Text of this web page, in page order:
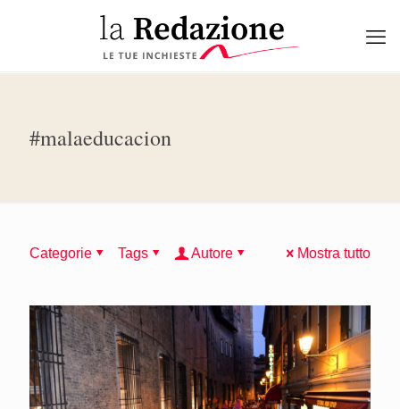
#malaeducacion
Categorie Tags Autore Mostra tutto